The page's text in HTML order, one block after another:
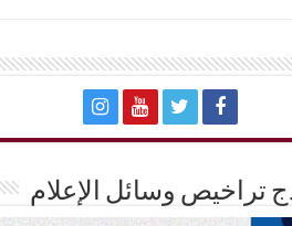
تراخيص وسائل الإعلام